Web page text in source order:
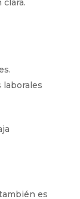
laborales
es